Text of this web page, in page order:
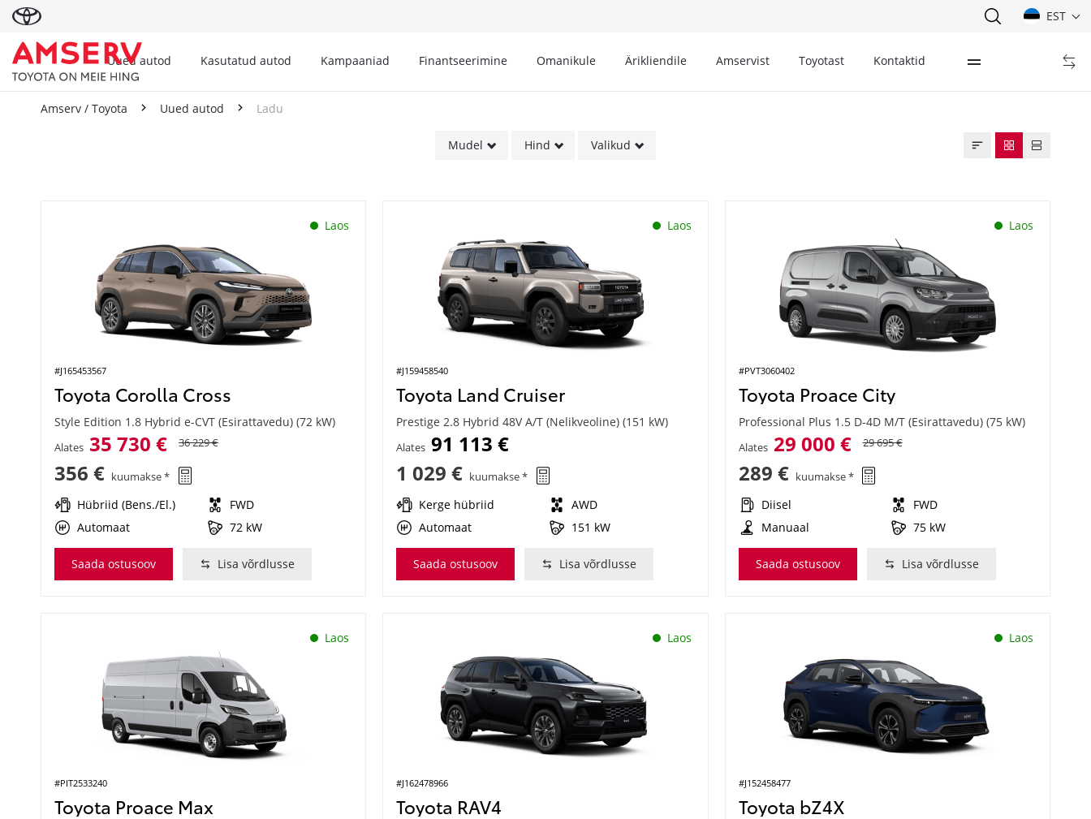
EST
Uued autod Kasutatud autod Kampaaniad Finantseerimine Omanikule Ärikliendile Amservist Toyotast Kontaktid
Amserv / Toyota Uued autod Ladu
Mudel Hind Valikud
Laos
#J165453567
Toyota Corolla Cross
Style Edition 1.8 Hybrid e-CVT (Esirattavedu) (72 kW)
Alates 35 730 € 36 229 €
356 € kuumakse *
Hübriid (Bens./El.)
FWD
Automaat
72 kW
Saada ostusoov Lisa võrdlusse
Laos
#J159458540
Toyota Land Cruiser
Prestige 2.8 Hybrid 48V A/T (Nelikveoline) (151 kW)
Alates 91 113 €
1 029 € kuumakse *
Kerge hübriid
AWD
Automaat
151 kW
Saada ostusoov Lisa võrdlusse
Laos
#PVT3060402
Toyota Proace City
Professional Plus 1.5 D-4D M/T (Esirattavedu) (75 kW)
Alates 29 000 € 29 695 €
289 € kuumakse *
Diisel
FWD
Manuaal
75 kW
Saada ostusoov Lisa võrdlusse
Laos
#PIT2533240
Toyota Proace Max
Laos
#J162478966
Toyota RAV4
Laos
#J152458477
Toyota bZ4X